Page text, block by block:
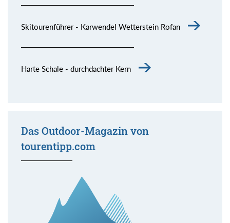
Skitourenführer - Karwendel Wetterstein Rofan
Harte Schale - durchdachter Kern
Das Outdoor-Magazin von
tourentipp.com